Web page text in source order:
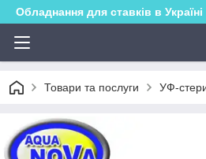
Обладнання для ставків в
Товари та послуги УФ-